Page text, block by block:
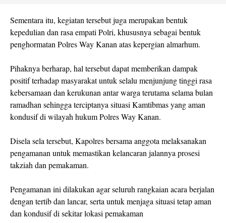
Sementara itu, kegiatan tersebut juga merupakan bentuk
kepedulian dan rasa empati Polri, khususnya sebagai bentuk
penghormatan Polres Way Kanan atas kepergian almarhum.
Pihaknya berharap, hal tersebut dapat memberikan dampak
positif terhadap masyarakat untuk selalu menjunjung tinggi rasa
kebersamaan dan kerukunan antar warga terutama selama bulan
ramadhan sehingga terciptanya situasi Kamtibmas yang aman
kondusif di wilayah hukum Polres Way Kanan.
Disela sela tersebut, Kapolres bersama anggota melaksanakan
pengamanan untuk memastikan kelancaran jalannya prosesi
takziah dan pemakaman.
Pengamanan ini dilakukan agar seluruh rangkaian acara berjalan
dengan tertib dan lancar, serta untuk menjaga situasi tetap aman
dan kondusif di sekitar lokasi pemakaman